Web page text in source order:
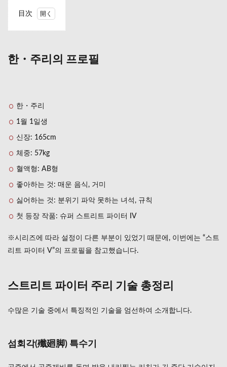
目次
의
프로
리트
파이
주리
총정
각(殲
특수
2.2
갈고
(鉤鎌
斬) 특
2.3
殺襲)
한・주리의 프로필
한・주리
1월 1일생
신장: 165cm
체중: 57kg
혈액형: AB형
좋아하는 것: 매운 음식, 거미
싫어하는 것: 분위기 파악 못하는 녀석, 규칙
첫 등장 작품: 슈퍼 스트리트 파이터 IV
※시리즈에 따라 설정이 다른 부분이 있었기 때문에, 이번에는 “스트
리트 파이터 V”의 프로필을 참고했습니다.
스트리트 파이터 주리 기술 총정리
수많은 기술 중에서 특징적인 기술을 엄선하여 소개합니다.
섬회각(殲廻脚) 특수기